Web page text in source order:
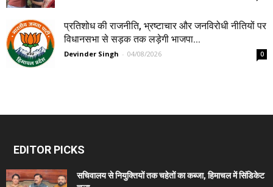
प्रतिशोध की राजनीति, भ्रष्टाचार और जनविरोधी नीतियों पर
विधानसभा से सड़क तक लड़ेगी भाजपा...
Devinder Singh - 04/08/2026 0
EDITOR PICKS
सचिवालय से नियुक्तियों तक चहेतों का कब्जा, हिमाचल में सिंडिकेट